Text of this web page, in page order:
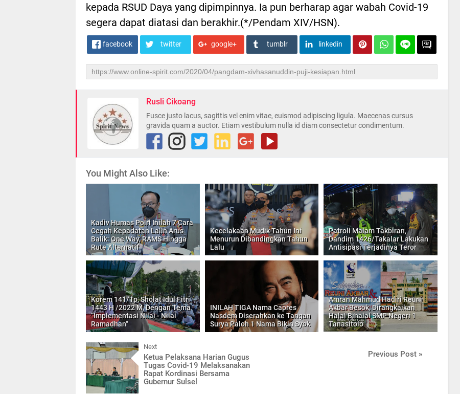
kepada RSUD Daya yang dipimpinnya. Ia pun berharap agar wabah Covid-19
segera dapat diatasi dan berakhir.(*/Pendam XIV/HSN).
facebook twitter google+ tumblr linkedin
Rusli Cikoang
Fusce justo lacus, sagittis vel enim vitae, euismod adipiscing ligula. Maecenas cursus
gravida quam a auctor. Etiam vestibulum nulla id diam consectetur condimentum.
You Might Also Like:
Kadiv Humas Polri Inilah 7 Cara
Cegah Kepadatan Lalin Arus
Balik: One Way, RAMS Hingga
Rute Alternatif
Kecelakaan Mudik Tahun Ini
Menurun Dibandingkan Tahun
Lalu
Patroli Malam Takbiran,
Dandim 1426/Takalar Lakukan
Antisipasi Terjadinya Teror
Korem 141/Tp, Sholat Idul Fitri
1443 H /2022 M, Dengan Tema
“Implementasi Nilai - Nilai
Ramadhan"
INILAH TIGA Nama Capres
Nasdem Diserahkan ke Tangan
Surya Paloh 1 Nama Bikin Syok
Amran Mahmud Hadiri Reuni
Akbar Besok, Dirangkaikan
Halal Bihalal SMP Negeri 1
Tanasitolo
Next
Ketua Pelaksana Harian Gugus
Tugas Covid-19 Melaksanakan
Rapat Kordinasi Bersama
Gubernur Sulsel
Previous Post »